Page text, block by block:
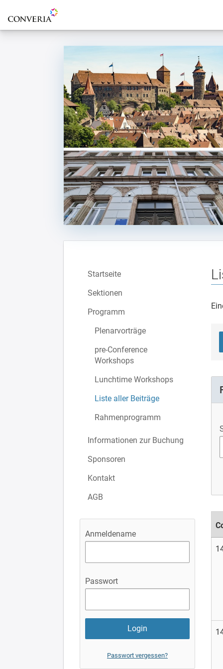
Zur Startseite
Startseite
Sektionen
Programm
Plenarvorträge
pre-Conference
Workshops
Lunchtime Workshops
Liste aller Beiträge
Rahmenprogramm
Informationen zur Buchung
Sponsoren
Kontakt
AGB
Anmeldename
Passwort
Passwort vergessen?